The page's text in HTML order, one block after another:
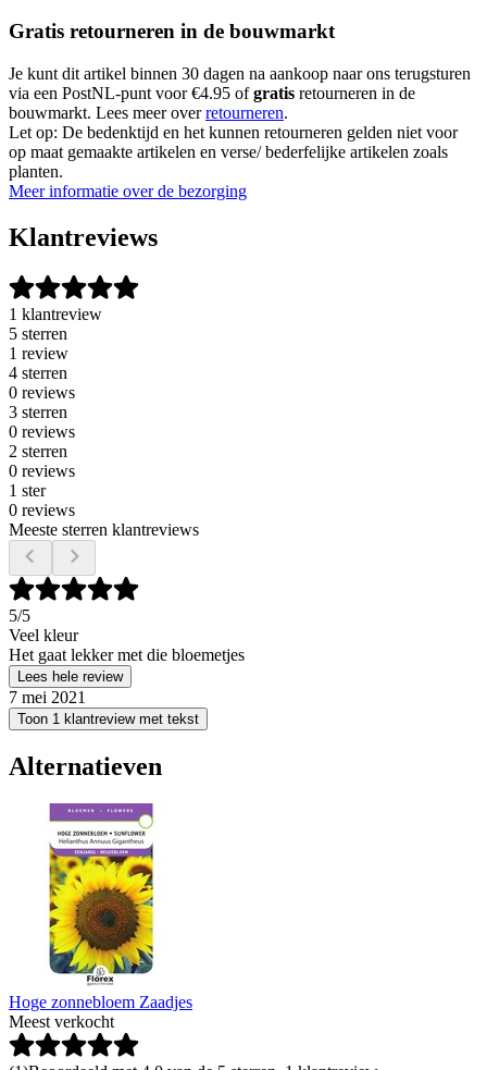
Gratis retourneren in de bouwmarkt
Je kunt dit artikel binnen 30 dagen na aankoop naar ons terugsturen
via een PostNL-punt voor €4.95 ofgratis retourneren in de
bouwmarkt. Lees meer overretourneren.
Let op: De bedenktijd en het kunnen retourneren gelden niet voor
op maat gemaakte artikelen en verse/ bederfelijke artikelen zoals
planten.
Meer informatie over de bezorging
Klantreviews
1 klantreview
5 sterren
1 review
4 sterren
0 reviews
3 sterren
0 reviews
2 sterren
0 reviews
1 ster
0 reviews
Meeste sterren klantreviews
5/5
Veel kleur
Het gaat lekker met die bloemetjes
Lees hele review
7 mei 2021
Toon 1 klantreview met tekst
Alternatieven
Hoge zonnebloem Zaadjes
Meest verkocht